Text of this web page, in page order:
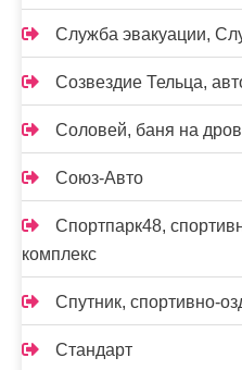
Служба эвакуации,
Созвездие Тельца,
Соловей, баня на
Союз-Авто
Спортпарк48,
комплекс
Спутник, спортивно-
Стандарт